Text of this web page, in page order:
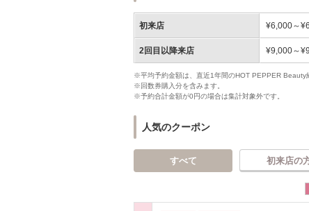
初来店 ¥6,000～
2回目以降来店 ¥9,000～
※平均予約金額は、直近1年間のHOT PEPPER Beauty
※回数券購入分を含みます。
※予約合計金額が0円の場合は集計対象外です。
人気のクーポン
すべて 初来店の